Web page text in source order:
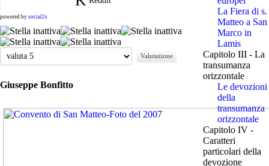
powered by social2s
Valuta
Giuseppe Bonfitto
La Fiera di s.
Matteo a San
Marco in
Lamis
Capitolo III - La
transumanza
orizzontale
Le devozioni
della
transumanza
orizzontale
Capitolo IV -
Caratteri
particolari della
devozione